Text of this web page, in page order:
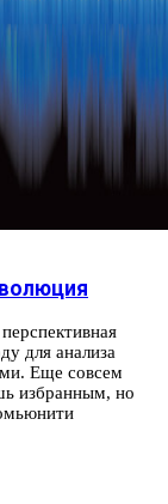
для анализа
Еще совсем
избранным, но